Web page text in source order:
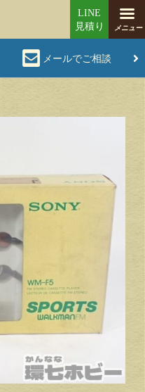
メールでご相談